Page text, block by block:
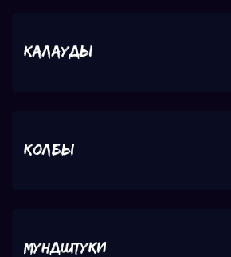
Калауды
Колбы
Мундштуки